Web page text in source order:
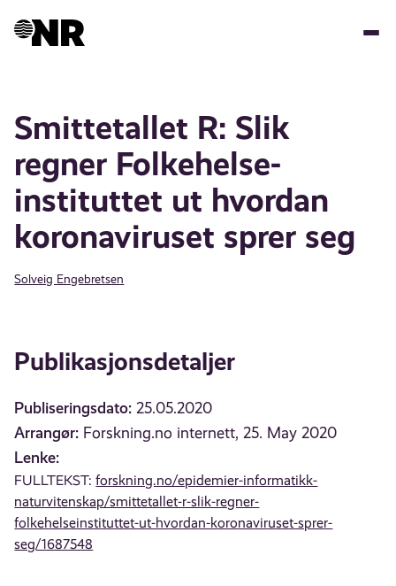
Smittetallet R: Slik
regner Folkehelse­­
instituttet ut hvordan
korona­viruset sprer seg
Solveig Engebretsen
Publikasjonsdetaljer
Publiseringsdato: 25.05.2020
Arrangør: Forskning.no internett, 25. May 2020
Lenke:
FULLTEKST:forskning.no/epidemier-informatikk-
naturvitenskap/smittetallet-r-slik-regner-
folkehelseinstituttet-ut-hvordan-koronaviruset-sprer-
seg/1687548